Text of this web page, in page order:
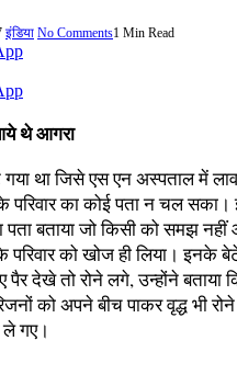
इंडिया No Comments1 Min Read
थे आगरा
था जिसे एस एन अस्पताल में
परिवार का कोई पता न चल
पता बताया जो किसी को समझ
को खोज ही लिया। इनके
देखे तो रोने लगे, उन्होंने बताया
को अपने बीच पाकर वृद्ध भी
गए।